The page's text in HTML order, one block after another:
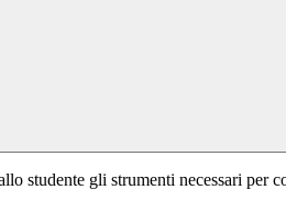
studente gli strumenti necessari per